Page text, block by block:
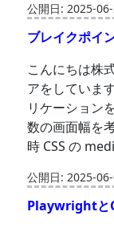
公開日: 2025-
ブレイクポイ
こんにちは株
アをしていま
リケーション
数の画面幅を
時 CSS の
公開日: 2025-
Playwrightと